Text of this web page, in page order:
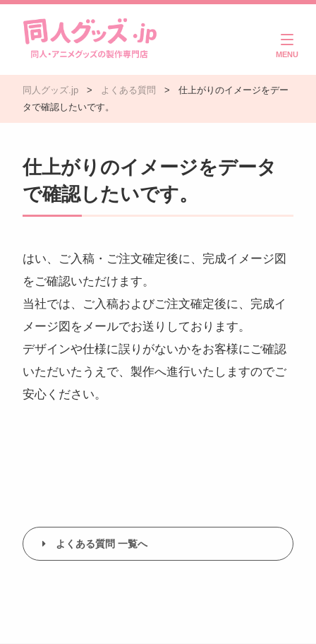
商品一覧
ご利用ガイド
製作実績
よくある質問
コラム
お問い合わせ
ペットボトルホルダー万年カレンダー
同人グッズ.jp > よくある質問 >
仕上がりのイメージをデー
タで確認したいです。
仕上がりのイメージをデータ
で確認したいです。
はい、ご入稿・ご注文確定後に、完成イメージ図
をご確認いただけます。
当社では、ご入稿およびご注文確定後に、完成イ
メージ図をメールでお送りしております。
デザインや仕様に誤りがないかをお客様にご確認
いただいたうえで、製作へ進行いたしますのでご
安心ください。
よくある質問 一覧へ